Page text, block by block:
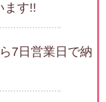
ます!!
7日営業日で納